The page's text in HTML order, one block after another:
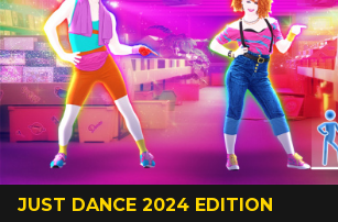
JUST DANCE 2024 EDITION